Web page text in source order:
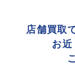
店舗買取
お近